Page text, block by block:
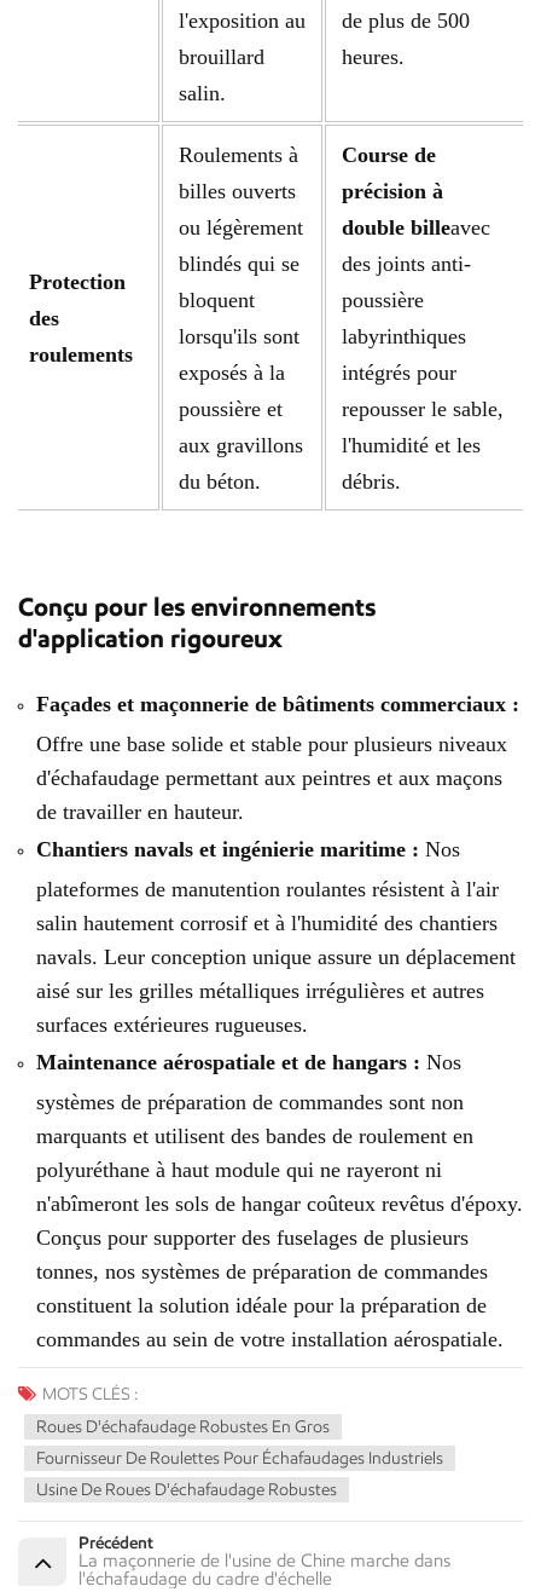
l'exposition au
brouillard
salin.
de plus de 500
heures.
Protection
des
roulements
Roulements à
billes ouverts
ou légèrement
blindés qui se
bloquent
lorsqu'ils sont
exposés à la
poussière et
aux gravillons
du béton.
Course de
précision à
double billeavec
des joints anti-
poussière
labyrinthiques
intégrés pour
repousser le sable,
l'humidité et les
débris.
Conçu pour les environnements
d'application rigoureux
Façades et maçonnerie de bâtiments commerciaux :
Offre une base solide et stable pour plusieurs niveaux
d'échafaudage permettant aux peintres et aux maçons
de travailler en hauteur.
Chantiers navals et ingénierie maritime : Nos
plateformes de manutention roulantes résistent à l'air
salin hautement corrosif et à l'humidité des chantiers
navals. Leur conception unique assure un déplacement
aisé sur les grilles métalliques irrégulières et autres
surfaces extérieures rugueuses.
Maintenance aérospatiale et de hangars : Nos
systèmes de préparation de commandes sont non
marquants et utilisent des bandes de roulement en
polyuréthane à haut module qui ne rayeront ni
n'abîmeront les sols de hangar coûteux revêtus d'époxy.
Conçus pour supporter des fuselages de plusieurs
tonnes, nos systèmes de préparation de commandes
constituent la solution idéale pour la préparation de
commandes au sein de votre installation aérospatiale.
MOTS CLÉS :
Roues D'échafaudage Robustes En Gros
Fournisseur De Roulettes Pour Échafaudages Industriels
Usine De Roues D'échafaudage Robustes
Précédent
La maçonnerie de l'usine de Chine marche dans
l'échafaudage du cadre d'échelle